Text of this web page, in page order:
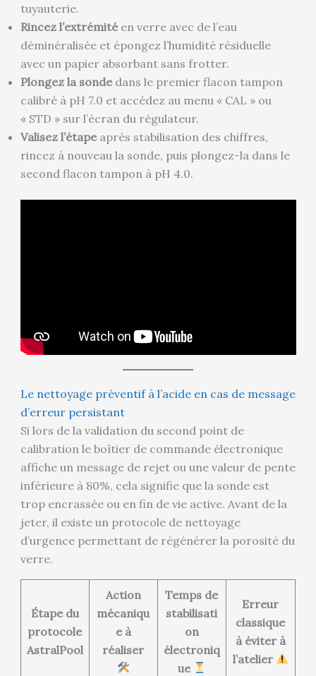
tuyauterie.
Rincez l’extrémitéen verre avec de l’eau
déminéralisée et épongez l’humidité résiduelle
avec un papier absorbant sans frotter.
Plongez la sondedans le premier flacon tampon
calibré à pH 7.0 et accédez au menu « CAL » ou
« STD » sur l’écran du régulateur.
Valisez l’étapeaprès stabilisation des chiffres,
rincez à nouveau la sonde, puis plongez-la dans le
second flacon tampon à pH 4.0.
Le nettoyage préventif à l’acide en cas de message
d’erreur persistant
Si lors de la validation du second point de
calibration le boîtier de commande électronique
affiche un message de rejet ou une valeur de pente
inférieure à 80%, cela signifie que la sonde est
trop encrassée ou en fin de vie active. Avant de la
jeter, il existe un protocole de nettoyage
d’urgence permettant de régénérer la porosité du
verre.
Étape du
protocole
AstralPool
Action
mécaniqu
e à
réaliser
Temps de
stabilisati
on
électroniq
ue
Erreur
classique
à éviter à
l’atelier